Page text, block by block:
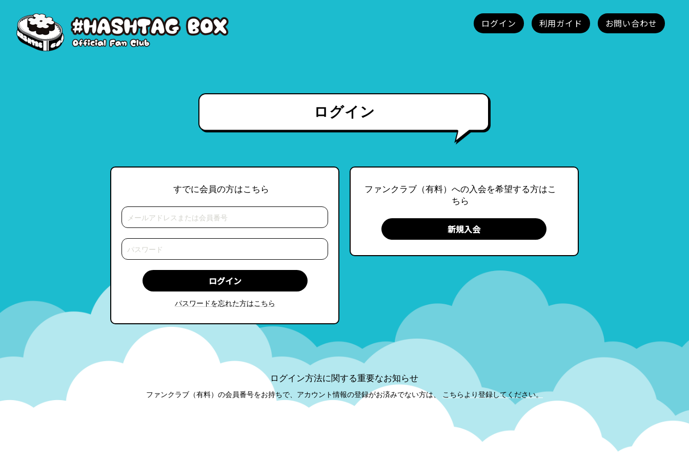
ログイン
すでに会員の方はこちら
パスワードを忘れた方はこちら
ファンクラブ（有料）への入会を希望する方はこ
ちら
ログイン方法に関する重要なお知らせ
ファンクラブ（有料）の会員番号をお持ちで、アカウント情報の登録がお済みでない方は、 こちらより登録してください。